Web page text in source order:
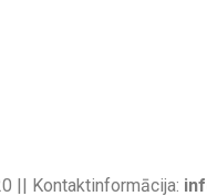
|| Kontaktinformācija: